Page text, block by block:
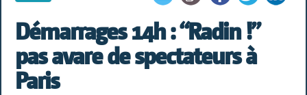
Démarrages 14h : “Radin !”
pas avare de spectateurs à
Paris